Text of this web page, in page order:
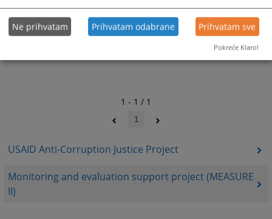
USAID Anti-Corruption Justice Project
Monitoring and evaluation support project (MEASURE
II)
for
changing
for
changing
1 - 1 / 1
1
Ne prihvatam Prihvatam odabrane Prihvatam sve
Pokreće Klaro!